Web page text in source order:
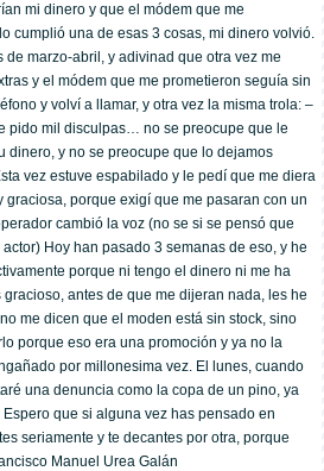
mi dinero y que el módem que me
cumplió una de esas 3 cosas, mi dinero volvió.
marzo-abril, y adivinad que otra vez me
y el módem que me prometieron seguí­a sin
y volví­ a llamar, y otra vez la misma trola: –
mil disculpas… no se preocupe que le
dinero, y no se preocupe que lo dejamos
vez estuve espabilado y le pedí­ que me diera
porque exigí­ que me pasaran con un
cambió la voz (no se si se pensó que
Hoy han pasado 3 semanas de eso, y he
porque ni tengo el dinero ni me ha
antes de que me dijeran nada, les he
me dicen que el moden está sin stock, sino
porque eso era una promoción y ya no la
por millonesima vez. El lunes, cuando
una denuncia como la copa de un pino, ya
que si alguna vez has pensado en
seriamente y te decantes por otra, porque
Manuel Urea Galán